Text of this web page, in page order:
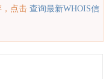
，点击查询最新WHOIS信